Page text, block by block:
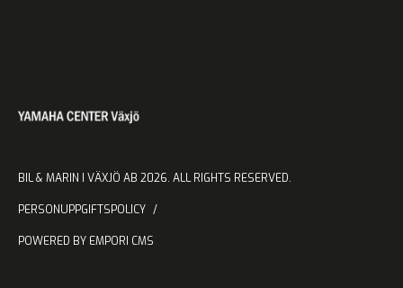
BIL & MARIN I VÄXJÖ AB 2026. ALL RIGHTS RESERVED.
PERSONUPPGIFTSPOLICY
POWERED BY EMPORI CMS